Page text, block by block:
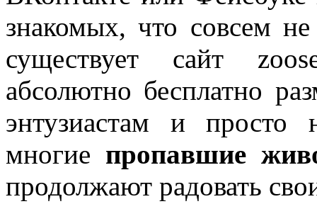
знакомых, что совсем
существует сайт
абсолютно бесплатно
энтузиастам и просто
многие пропавшие
продолжают радовать